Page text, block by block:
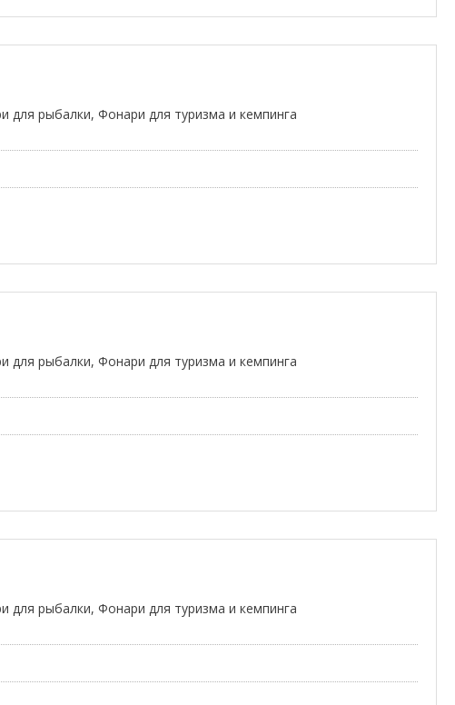
рыбалки, Фонари для туризма и кемпинга
рыбалки, Фонари для туризма и кемпинга
рыбалки, Фонари для туризма и кемпинга